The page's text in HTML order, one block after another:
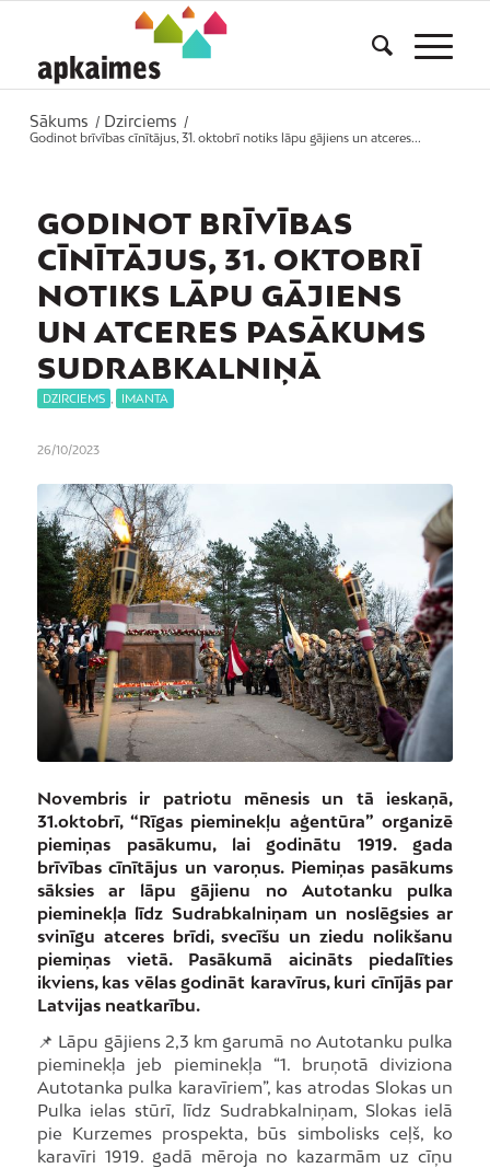
Sākums / Dzirciems
/
Godinot brīvības cīnītājus, 31. oktobrī notiks lāpu gājiens un atceres...
GODINOT BRĪVĪBAS
CĪNĪTĀJUS, 31. OKTOBRĪ
NOTIKS LĀPU GĀJIENS
UN ATCERES PASĀKUMS
SUDRABKALNIŅĀ
DZIRCIEMS IMANTA
26/10/2023
Novembris ir patriotu mēnesis un tā ieskaņā,
31.oktobrī, “Rīgas pieminekļu aģentūra” organizē
piemiņas pasākumu, lai godinātu 1919. gada
brīvības cīnītājus un varoņus. Piemiņas pasākums
sāksies ar lāpu gājienu no Autotanku pulka
pieminekļa līdz Sudrabkalniņam un noslēgsies ar
svinīgu atceres brīdi, svecīšu un ziedu nolikšanu
piemiņas vietā. Pasākumā aicināts piedalīties
ikviens, kas vēlas godināt karavīrus, kuri cīnījās par
Latvijas neatkarību.
📌 Lāpu gājiens 2,3 km garumā no Autotanku pulka
pieminekļa jeb pieminekļa “1. bruņotā diviziona
Autotanka pulka karavīriem”, kas atrodas Slokas un
Pulka ielas stūrī, līdz Sudrabkalniņam, Slokas ielā
pie Kurzemes prospekta, būs simbolisks ceļš, ko
karavīri 1919. gadā mēroja no kazarmām uz cīņu